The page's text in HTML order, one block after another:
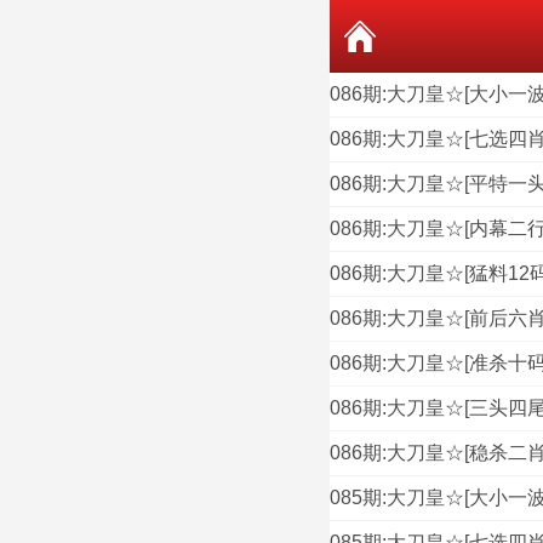
086期:大刀皇☆[大小一
086期:大刀皇☆[七选四
086期:大刀皇☆[平特一
086期:大刀皇☆[内幕二
086期:大刀皇☆[猛料12
086期:大刀皇☆[前后六
086期:大刀皇☆[准杀十
086期:大刀皇☆[三头四
086期:大刀皇☆[稳杀二
085期:大刀皇☆[大小一